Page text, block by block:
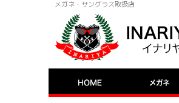
メガネ・サングラス取扱店